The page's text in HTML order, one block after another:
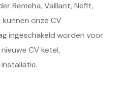
Remeha, Vaillant, Nefit,
kunnen onze CV
ingeschakeld worden voor
CV ketel,